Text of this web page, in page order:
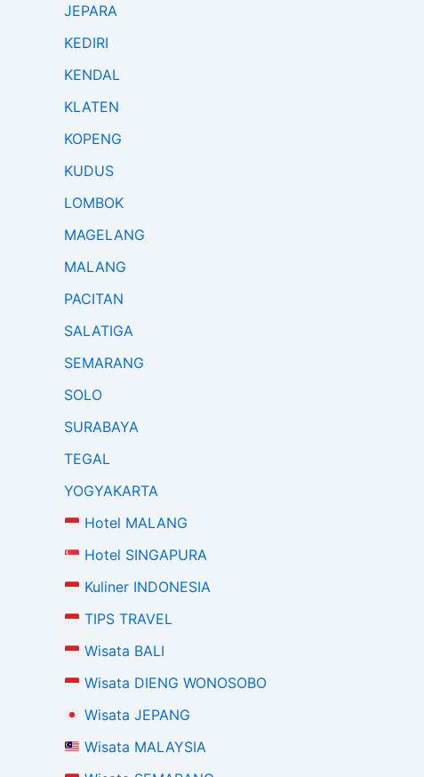
JEPARA
KEDIRI
KENDAL
KLATEN
KOPENG
KUDUS
LOMBOK
MAGELANG
MALANG
PACITAN
SALATIGA
SEMARANG
SOLO
SURABAYA
TEGAL
YOGYAKARTA
Hotel MALANG
Hotel SINGAPURA
Kuliner INDONESIA
TIPS TRAVEL
Wisata BALI
Wisata DIENG WONOSOBO
Wisata JEPANG
Wisata MALAYSIA